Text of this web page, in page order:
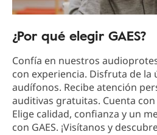
¿Por qué elegir GAES?
Confía en nuestros
con experiencia. Disfruta de la
audífonos. Recibe atención
auditivas gratuitas. Cuenta
Elige calidad, confianza y un
con GAES. ¡Visítanos y